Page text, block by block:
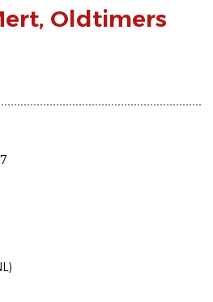
Oldtimers